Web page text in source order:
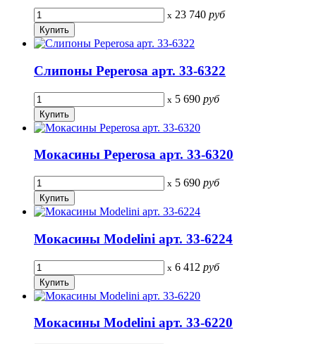
x 23 740 руб
Слипоны Peperosa арт. 33-6322
x 5 690 руб
Мокасины Peperosa арт. 33-6320
x 5 690 руб
Мокасины Modelini арт. 33-6224
x 6 412 руб
Мокасины Modelini арт. 33-6220